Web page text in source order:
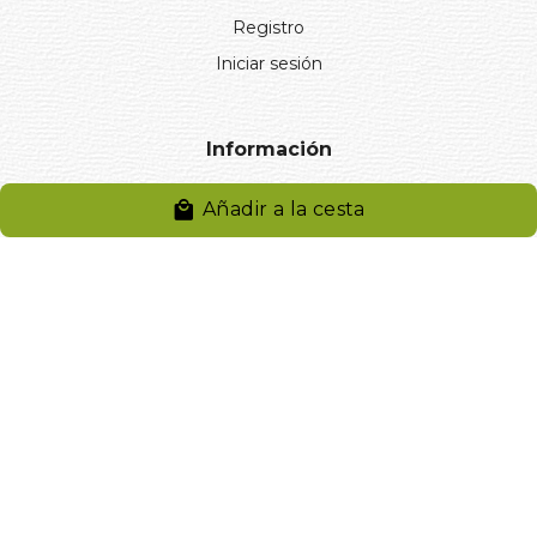
Añadir a la cesta
Registro
Iniciar sesión
Información
Aviso legal
Política de privacidad